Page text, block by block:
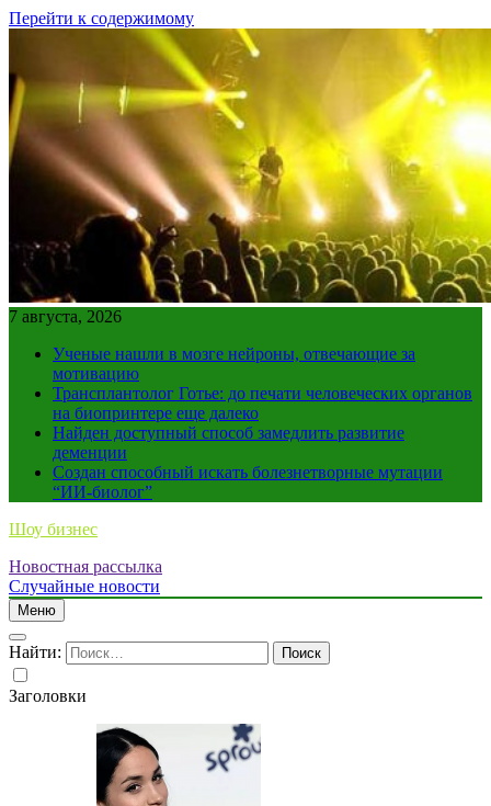
Перейти к содержимому
7 августа, 2026
Ученые нашли в мозге нейроны, отвечающие за
мотивацию
Трансплантолог Готье: до печати человеческих органов
на биопринтере еще далеко
Найден доступный способ замедлить развитие
деменции
Создан способный искать болезнетворные мутации
“ИИ-биолог”
Шоу бизнес
Новостная рассылка
Случайные новости
Меню
Найти:
Заголовки